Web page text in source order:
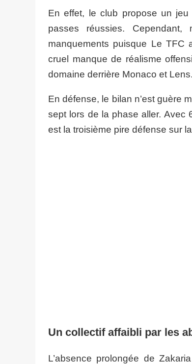
En effet, le club propose un
passes réussies.
manquements puisque Le TFC
cruel manque de réalisme
domaine derrière Monaco et Lens.
En défense, le bilan n’est guère
sept lors de la phase aller. Avec
est la troisième pire défense sur
Un collectif affaibli par les
L’absence prolongée de